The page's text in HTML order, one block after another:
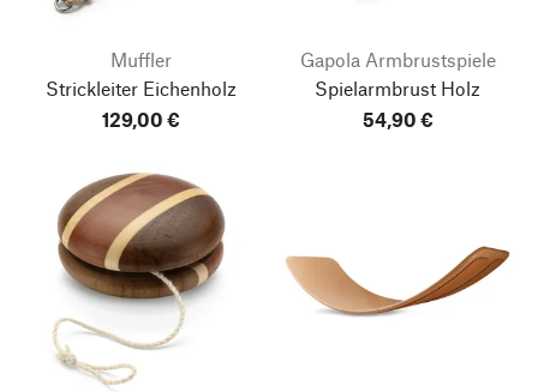
Muffler
Strickleiter Eichenholz
129,00 €
Gapola Armbrustspiele
Spielarmbrust Holz
54,90 €